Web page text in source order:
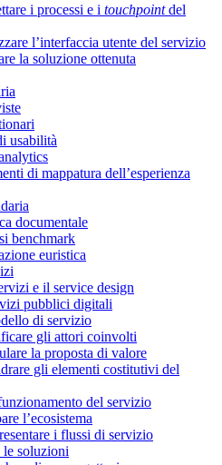
i processi e i touchpointdel
l’interfaccia utente del servizio
la soluzione ottenuta
usabilità
di mappatura dell’esperienza
documentale
benchmark
euristica
e il service design
pubblici digitali
di servizio
gli attori coinvolti
la proposta di valore
gli elementi costitutivi del
del servizio
l’ecosistema
i flussi di servizio
le soluzioni